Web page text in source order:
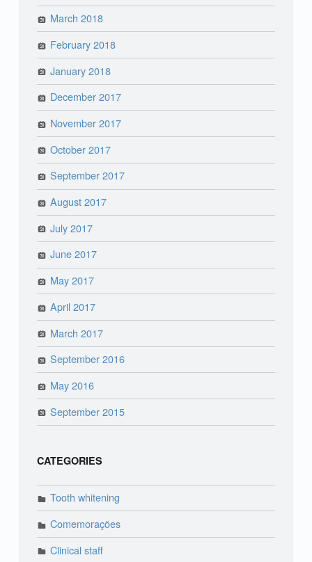
March 2018
February 2018
January 2018
December 2017
November 2017
October 2017
September 2017
August 2017
July 2017
June 2017
May 2017
April 2017
March 2017
September 2016
May 2016
September 2015
CATEGORIES
Tooth whitening
Comemorações
Clinical staff